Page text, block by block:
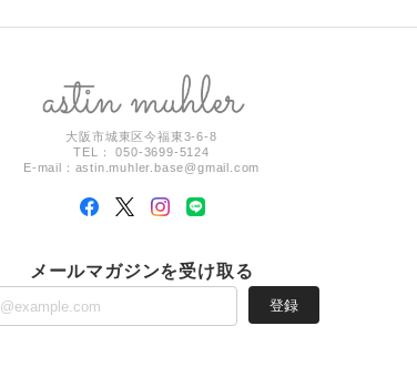
大阪市城東区今福東3-6-8
TEL： 050-3699-5124
E-mail： astin.muhler.base@gmail.com
メールマガジンを受け取る
登録